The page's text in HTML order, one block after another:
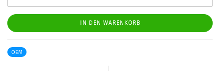
IN DEN WARENKORB
OEM